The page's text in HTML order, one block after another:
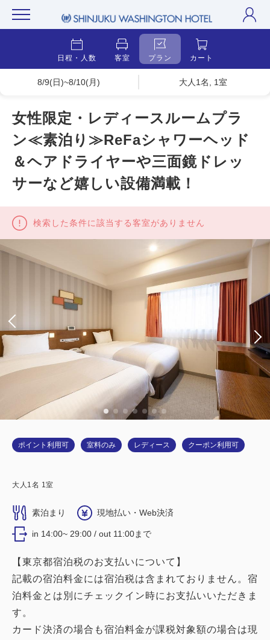
日程・人数 客室 プラン カート
8/9(日)~8/10(月) 大人1名, 1室
女性限定・レディースルームプラ
ン≪素泊り≫ReFaシャワーヘッド
＆ヘアドライヤーや三面鏡ドレッ
サーなど嬉しい設備満載！
検索した条件に該当する客室がありません
ポイント利用可 室料のみ レディース クーポン利用可
大人 1 名 1 室
素泊まり 現地払い・Web決済
in 14:00~ 29:00 / out 11:00まで
【東京都宿泊税のお支払いについて】
記載の宿泊料金には宿泊税は含まれておりません。宿
泊料金とは別にチェックイン時にお支払いいただきま
す。
カード決済の場合も宿泊料金が課税対象額の場合は現